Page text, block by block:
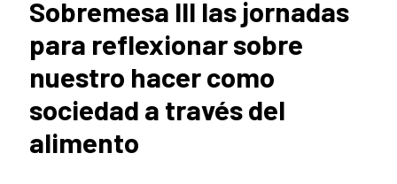
Sobremesa III las jornadas
para reflexionar sobre
nuestro hacer como
sociedad a través del
alimento